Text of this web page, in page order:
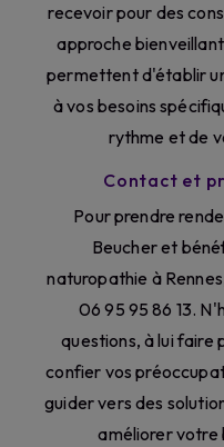
recevoir pour des
approche
permettent d'établir
à vos besoins
rythme et de
Contact et
Pour prendre
Beucher et
naturopathie à
06 95 95 86 13.
questions, à lui faire
confier vos
guider vers des
améliorer votre